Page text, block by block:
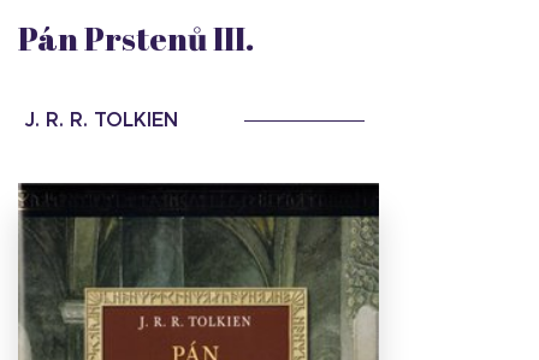
Pán Prstenů III.
J. R. R. TOLKIEN